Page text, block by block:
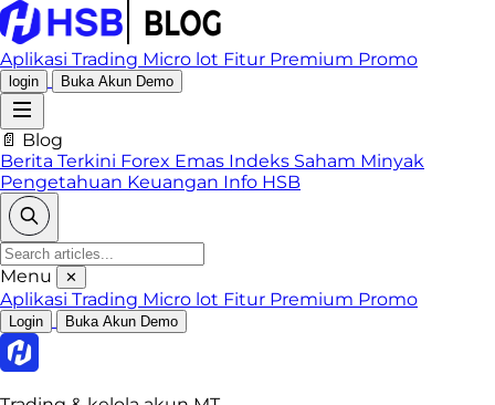
Aplikasi Trading Micro lot Fitur Premium Promo
login Buka Akun Demo
📄 Blog
Berita Terkini Forex Emas Indeks Saham Minyak
Pengetahuan Keuangan Info HSB
Menu ✕
Aplikasi Trading Micro lot Fitur Premium Promo
Login Buka Akun Demo